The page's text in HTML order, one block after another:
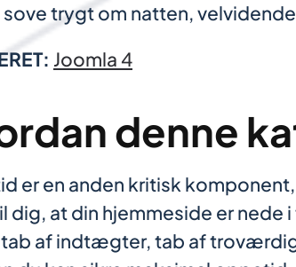
sove trygt om natten,
Joomla 4
denne
er en anden kritisk
dig, at din hjemmeside er
af indtægter, tab af